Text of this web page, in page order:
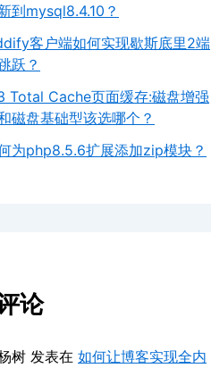
到mysql8.4.10？
客户端如何实现歇斯底里2端
跃？
Total Cache页面缓存:磁盘增强
磁盘基础型该选哪个？
为php8.5.6扩展添加zip模块？
论
树 发表在 如何让博客实现全内